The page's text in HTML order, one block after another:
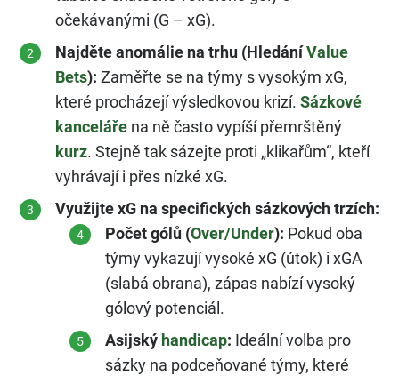
očekávanými (G – xG).
Najděte anomálie na trhu (HledáníValue
Bets): Zaměřte se na týmy s vysokým xG,
které procházejí výsledkovou krizí. Sázkové
kanceláře na ně často vypíší přemrštěný
kurz. Stejně tak sázejte proti „klikařům“, kteří
vyhrávají i přes nízké xG.
Využijte xG na specifických sázkových trzích:
Počet gólů (Over/Under): Pokud oba
týmy vykazují vysoké xG (útok) i xGA
(slabá obrana), zápas nabízí vysoký
gólový potenciál.
Asijský handicap: Ideální volba pro
sázky na podceňované týmy, které